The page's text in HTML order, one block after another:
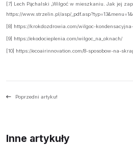
[7] Lech Pąchalski „Wilgoć w mieszkaniu. Jak jej
https://www.strzelin.pl/asp/
[8] https://krokdozdrowia.com/wilgoc-
[9] https://ekodocieplenia.com/wilgoc_na_oknach/
[10] https://ecoairinnovation.com/8-sposobow-na-
Poprzedni artykuł
Inne artykuły